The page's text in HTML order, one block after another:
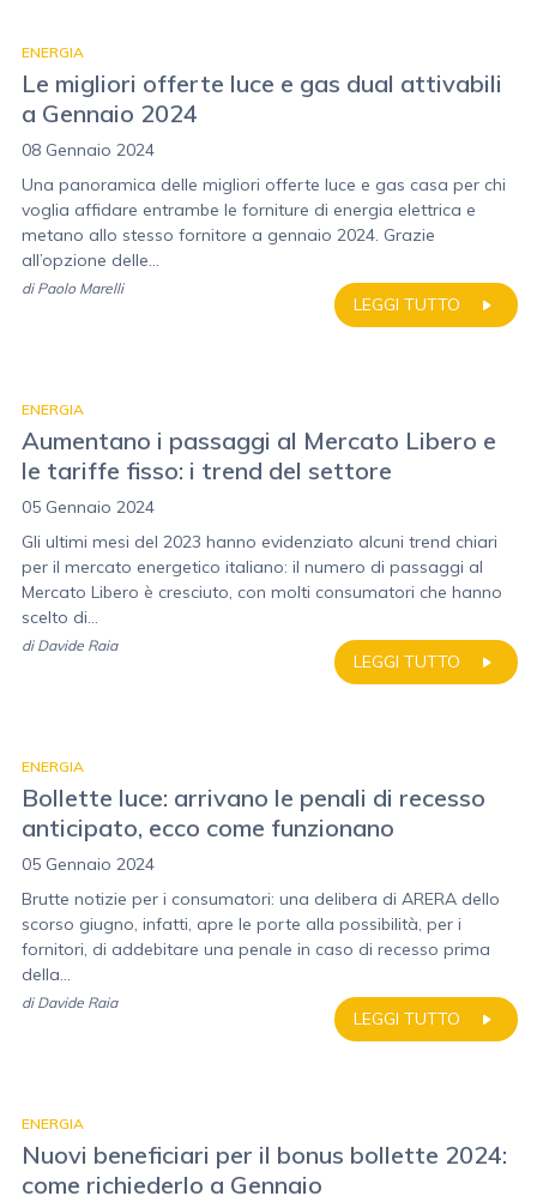
ENERGIA
Le migliori offerte luce e gas dual attivabili
a Gennaio 2024
08 Gennaio 2024
Una panoramica delle migliori offerte luce e gas casa per chi
voglia affidare entrambe le forniture di energia elettrica e
metano allo stesso fornitore a gennaio 2024. Grazie
all’opzione delle...
LEGGI TUTTO
di Paolo Marelli
ENERGIA
Aumentano i passaggi al Mercato Libero e
le tariffe fisso: i trend del settore
05 Gennaio 2024
Gli ultimi mesi del 2023 hanno evidenziato alcuni trend chiari
per il mercato energetico italiano: il numero di passaggi al
Mercato Libero è cresciuto, con molti consumatori che hanno
scelto di...
LEGGI TUTTO
di Davide Raia
ENERGIA
Bollette luce: arrivano le penali di recesso
anticipato, ecco come funzionano
05 Gennaio 2024
Brutte notizie per i consumatori: una delibera di ARERA dello
scorso giugno, infatti, apre le porte alla possibilità, per i
fornitori, di addebitare una penale in caso di recesso prima
della...
LEGGI TUTTO
di Davide Raia
ENERGIA
Nuovi beneficiari per il bonus bollette 2024:
come richiederlo a Gennaio